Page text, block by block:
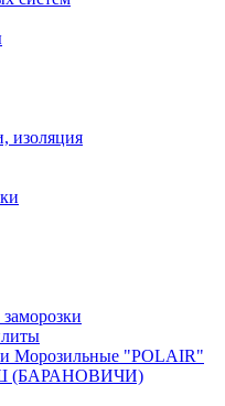
изоляция
Морозильные "POLAIR"
(БАРАНОВИЧИ)